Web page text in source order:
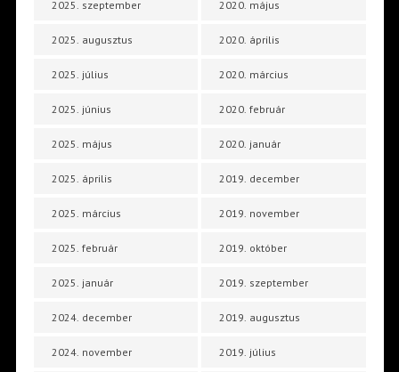
2025. szeptember
2025. augusztus
2025. július
2025. június
2025. május
2025. április
2025. március
2025. február
2025. január
2024. december
2024. november
2020. május
2020. április
2020. március
2020. február
2020. január
2019. december
2019. november
2019. október
2019. szeptember
2019. augusztus
2019. július